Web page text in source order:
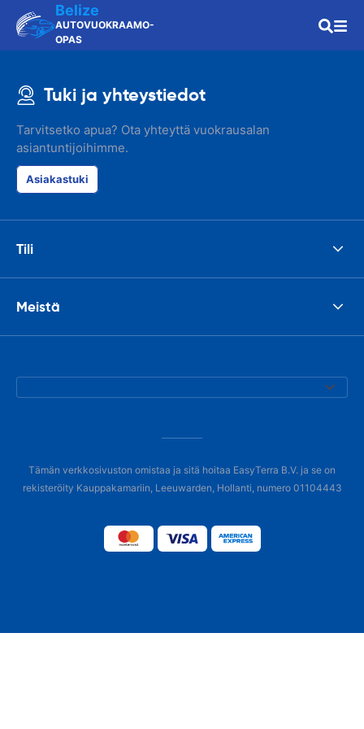
Belize
AUTOVUOKRAAMO-
OPAS
Tuki ja yhteystiedot
Tarvitsetko apua? Ota yhteyttä vuokrausalan
asiantuntijoihimme.
Asiakastuki
Tili
Meistä
Tämän verkkosivuston omistaa ja sitä hoitaa EasyTerra B.V. ja se on
rekisteröity Kauppakamariin, Leeuwarden, Hollanti, numero 01104443